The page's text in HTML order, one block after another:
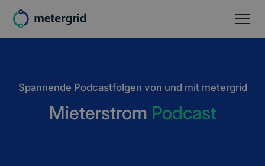
Spannende Podcastfolgen von und mit metergrid
Mieterstrom Podcast